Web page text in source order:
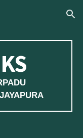
Skip to navigation